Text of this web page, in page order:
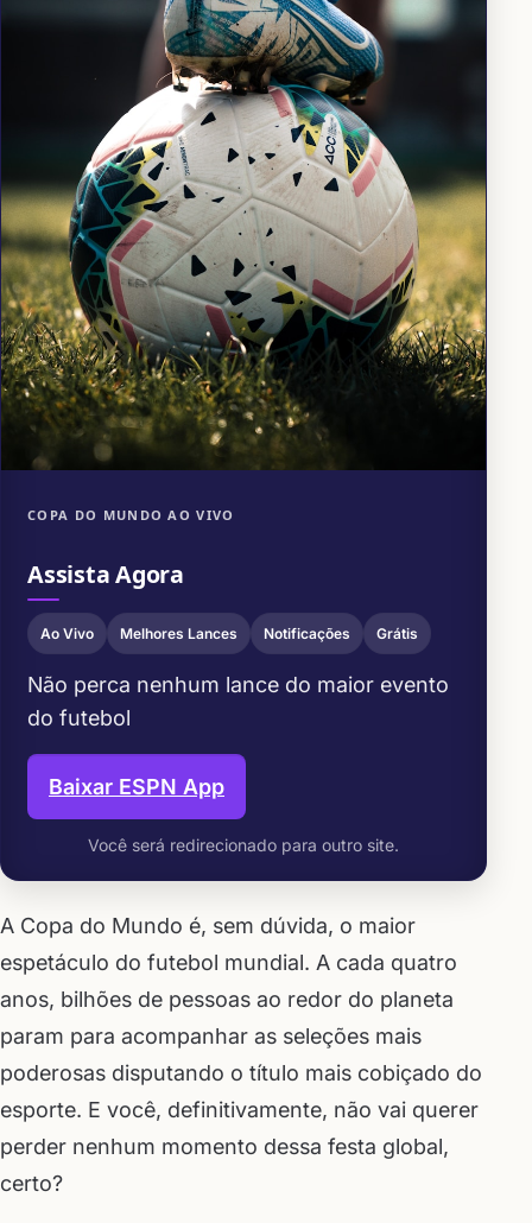
COPA DO MUNDO AO VIVO
Assista Agora
Ao Vivo Melhores Lances Notificações Grátis
Não perca nenhum lance do maior evento
do futebol
Baixar ESPN App
Você será redirecionado para outro site.
A Copa do Mundo é, sem dúvida, o maior
espetáculo do futebol mundial. A cada quatro
anos, bilhões de pessoas ao redor do planeta
param para acompanhar as seleções mais
poderosas disputando o título mais cobiçado do
esporte. E você, definitivamente, não vai querer
perder nenhum momento dessa festa global,
certo?